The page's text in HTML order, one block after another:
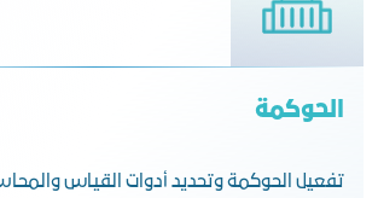
الحوكمة
تفعيل الحوكمة وتحديد أدوات القياس